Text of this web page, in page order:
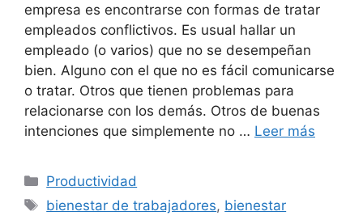
empresa es encontrarse con formas de tratar
empleados conflictivos. Es usual hallar un
empleado (o varios) que no se desempeñan
bien. Alguno con el que no es fácil comunicarse
o tratar. Otros que tienen problemas para
relacionarse con los demás. Otros de buenas
intenciones que simplemente no … Leer más
Categorías
Productividad
Etiquetas
bienestar de trabajadores, bienestar